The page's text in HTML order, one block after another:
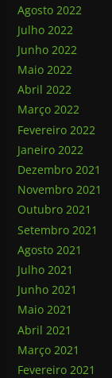
Agosto 2022
Julho 2022
Junho 2022
Maio 2022
Abril 2022
Março 2022
Fevereiro 2022
Janeiro 2022
Dezembro 2021
Novembro 2021
Outubro 2021
Setembro 2021
Agosto 2021
Julho 2021
Junho 2021
Maio 2021
Abril 2021
Março 2021
Fevereiro 2021